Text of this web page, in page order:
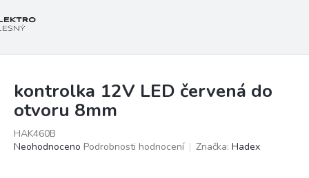
kontrolka 12V LED červená do
otvoru 8mm
HAK460B
Průměrné
Neohodnoceno Podrobnosti hodnocení Značka: Hadex